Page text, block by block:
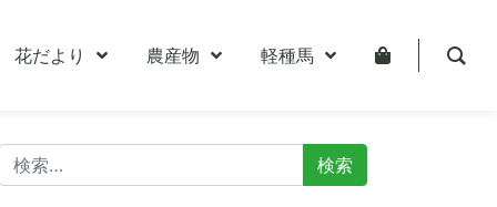
花だより 農産物 軽種馬
: